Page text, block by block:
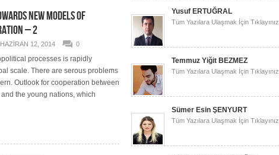
NEW MODELS OF
– 2
HAZIRAN 12, 2014 0
processes is rapidly
scale. There are serous problems
Outlook for cooperation between
the young nations, which
Yusuf ERTUĞRAL
Tüm Yazılara Ulaşmak İçin Tıklayınız.
Temmuz Yiğit BEZMEZ
Tüm Yazılara Ulaşmak İçin Tıklayınız.
Sümer Esin ŞENYURT
Tüm Yazılara Ulaşmak İçin Tıklayınız.